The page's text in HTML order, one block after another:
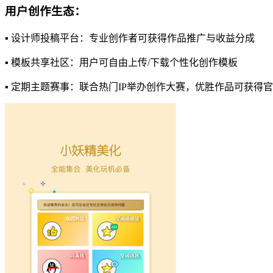
用户创作生态：
▪ 设计师投稿平台：专业创作者可获得作品推广与收益分成
▪ 模板共享社区：用户可自由上传/下载个性化创作模板
▪ 定期主题赛事：联合热门IP举办创作大赛，优胜作品可获得